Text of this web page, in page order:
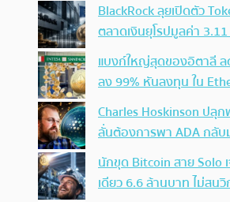
BlackRock ลุยเปิดตัว
ตลาดเงินยุโรปมูลค่า
แบงก์ใหญ่สุดของอิตาลี ล
ลง 99% หันลงทุน ใน
Charles Hoskinson ปลุ
ลั่นต้องการพา ADA กลับ
นักขุด Bitcoin สาย Solo
เดียว 6.6 ล้านบาท ไม่สน